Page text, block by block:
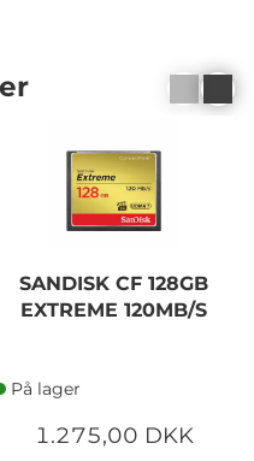
SANDISK CF 128GB
EXTREME 120MB/S
På lager
1.275,00 DKK